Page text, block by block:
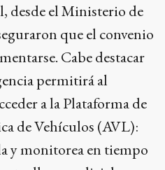
desde el Ministerio de
que el convenio
Cabe destacar
permitirá al
a la Plataforma de
de Vehículos (AVL):
y monitorea en tiempo